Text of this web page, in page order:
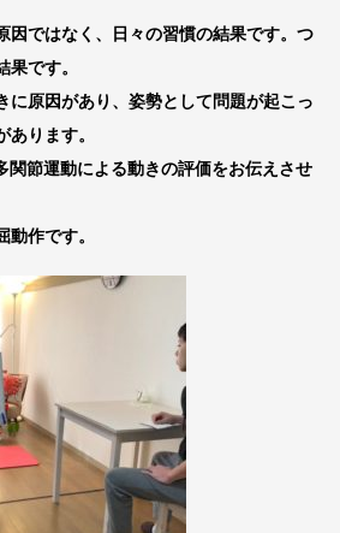
因ではなく、日々の習慣の結果です。つ
果です。
に原因があり、姿勢として問題が起こっ
あります。
関節運動による動きの評価をお伝えさせ
動作です。